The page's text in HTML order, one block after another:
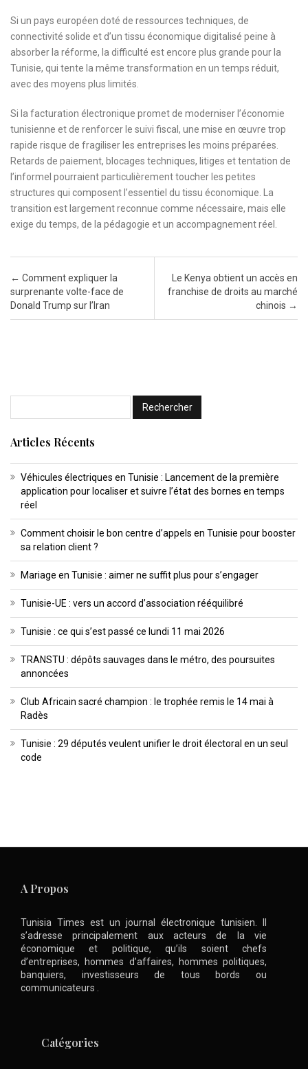
Si un pays européen doté de ressources techniques, de
connectivité solide et d’un tissu économique digitalisé peine à
absorber la réforme, la difficulté est encore plus grande pour la
Tunisie, qui tente la même transformation en un temps réduit,
avec des moyens plus limités.
Si la facturation électronique promet de moderniser l’économie
tunisienne et de renforcer le suivi fiscal, une mise en œuvre trop
rapide risque de fragiliser les entreprises les moins préparées.
Retards de paiement, blocages techniques, litiges et tentation de
l’informel pourraient particulièrement toucher les petites
structures qui composent l’essentiel du tissu économique. La
transition est largement reconnue comme nécessaire, mais elle
exige du temps, de la pédagogie et un accompagnement réel.
Post navigation
← Comment expliquer la
surprenante volte-face de
Donald Trump sur l’Iran
Le Kenya obtient un accès en
franchise de droits au marché
chinois →
Articles Récents
Véhicules électriques en Tunisie : Lancement de la première
application pour localiser et suivre l’état des bornes en temps
réel
Comment choisir le bon centre d’appels en Tunisie pour booster
sa relation client ?
Mariage en Tunisie : aimer ne suffit plus pour s’engager
Tunisie-UE : vers un accord d’association rééquilibré
Tunisie : ce qui s’est passé ce lundi 11 mai 2026
TRANSTU : dépôts sauvages dans le métro, des poursuites
annoncées
Club Africain sacré champion : le trophée remis le 14 mai à
Radès
Tunisie : 29 députés veulent unifier le droit électoral en un seul
code
A Propos
Tunisia Times est un journal électronique tunisien. Il
s’adresse principalement aux acteurs de la vie
économique et politique, qu’ils soient chefs
d’entreprises, hommes d’affaires, hommes politiques,
banquiers, investisseurs de tous bords ou
communicateurs .
Catégories